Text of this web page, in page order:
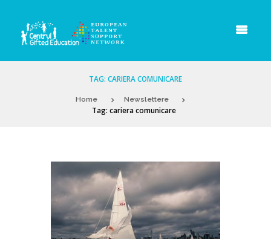
TAG: CARIERA COMUNICARE
Home Newslettere
Tag: cariera comunicare